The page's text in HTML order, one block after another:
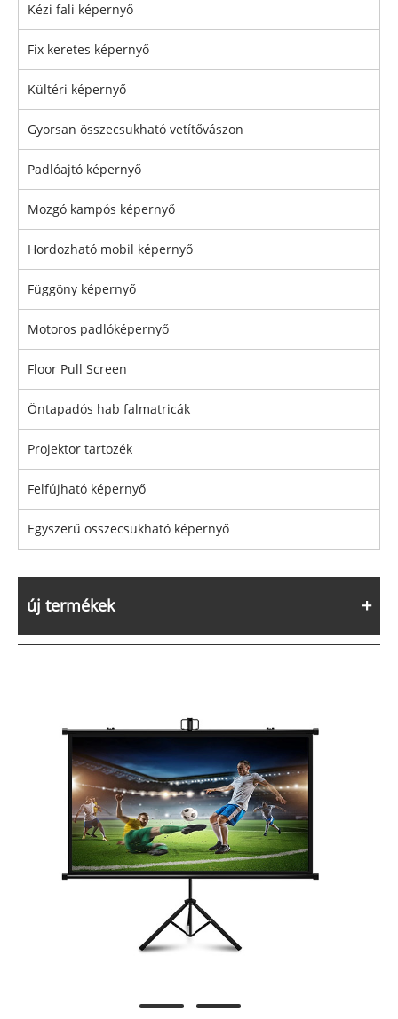
Kézi fali képernyő
Fix keretes képernyő
Kültéri képernyő
Gyorsan összecsukható vetítővászon
Padlóajtó képernyő
Mozgó kampós képernyő
Hordozható mobil képernyő
Függöny képernyő
Motoros padlóképernyő
Floor Pull Screen
Öntapadós hab falmatricák
Projektor tartozék
Felfújható képernyő
Egyszerű összecsukható képernyő
új termékek